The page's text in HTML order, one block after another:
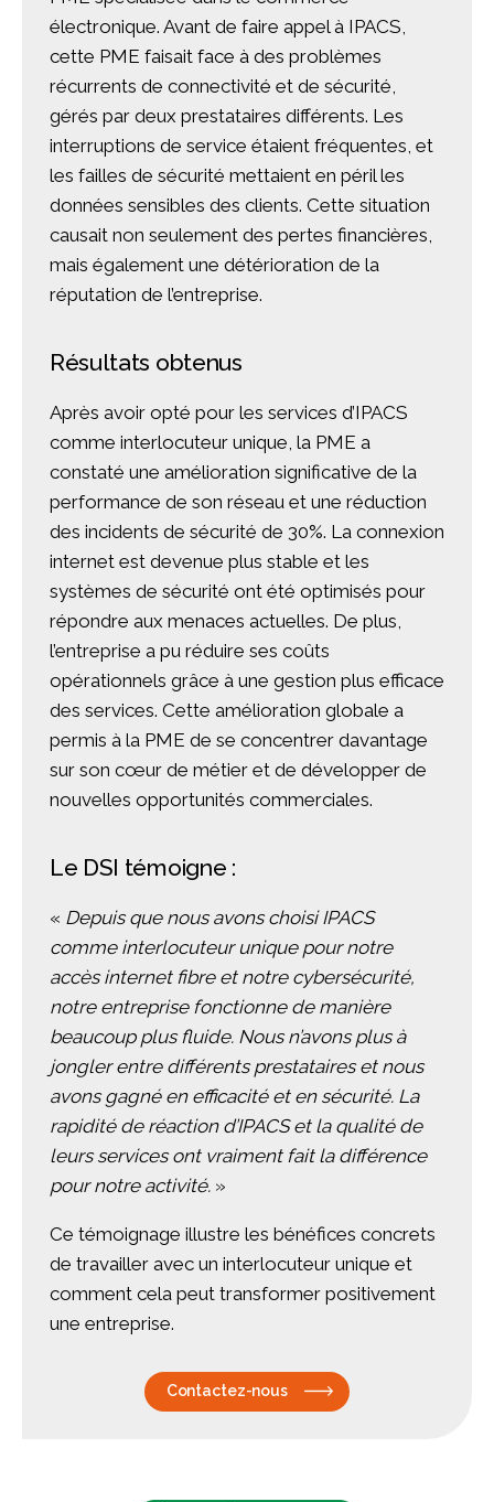
électronique. Avant de faire appel à IPACS,
cette PME faisait face à des problèmes
récurrents de connectivité et de sécurité,
gérés par deux prestataires différents. Les
interruptions de service étaient fréquentes, et
les failles de sécurité mettaient en péril les
données sensibles des clients. Cette situation
causait non seulement des pertes financières,
mais également une détérioration de la
réputation de l’entreprise.
Résultats obtenus
Après avoir opté pour les services d’IPACS
comme interlocuteur unique, la PME a
constaté une amélioration significative de la
performance de son réseau et une réduction
des incidents de sécurité de 30%. La connexion
internet est devenue plus stable et les
systèmes de sécurité ont été optimisés pour
répondre aux menaces actuelles. De plus,
l’entreprise a pu réduire ses coûts
opérationnels grâce à une gestion plus efficace
des services. Cette amélioration globale a
permis à la PME de se concentrer davantage
sur son cœur de métier et de développer de
nouvelles opportunités commerciales.
Le DSI témoigne :
« Depuis que nous avons choisi IPACS
comme interlocuteur unique pour notre
accès internet fibre et notre cybersécurité,
notre entreprise fonctionne de manière
beaucoup plus fluide. Nous n’avons plus à
jongler entre différents prestataires et nous
avons gagné en efficacité et en sécurité. La
rapidité de réaction d’IPACS et la qualité de
leurs services ont vraiment fait la différence
pour notre activité. »
Ce témoignage illustre les bénéfices concrets
de travailler avec un interlocuteur unique et
comment cela peut transformer positivement
une entreprise.
Contactez-nous